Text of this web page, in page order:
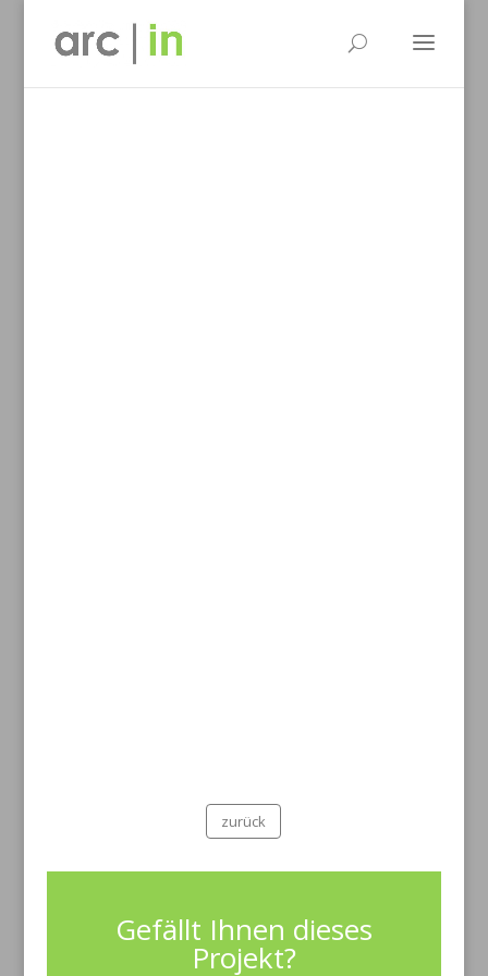
zurück
Gefällt Ihnen dieses
Projekt?